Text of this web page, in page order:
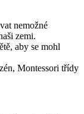
nemožné
zemi.
aby se mohl
Montessori třídy